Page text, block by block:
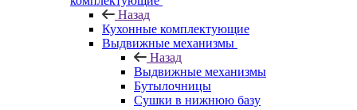
Назад
Кухонные комплектующие
Выдвижные механизмы
Назад
Выдвижные механизмы
Бутылочницы
Сушки в нижнюю базу